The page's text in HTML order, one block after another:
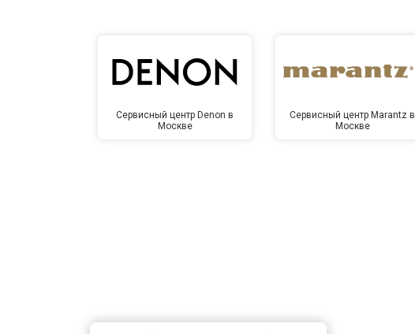
Сервисный центр Denon в
Москве
Сервисный центр Marantz в
Москве